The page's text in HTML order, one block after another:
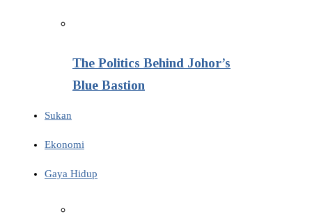
The Politics Behind Johor’s
Blue Bastion
Sukan
Ekonomi
Gaya Hidup